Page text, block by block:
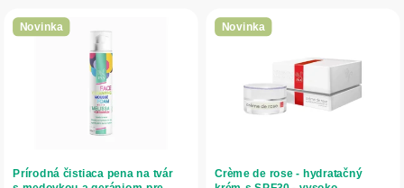
o
d
ý
d
Novinka
Prírodná čistiaca pena na tvár
Novinka
Crème de rose - hydratačný